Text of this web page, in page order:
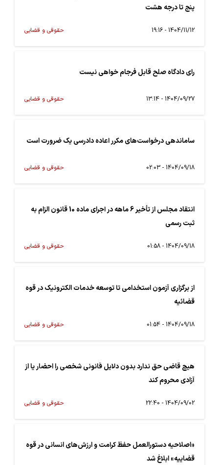
پنج تا درجه هشت
1404/11/12 - 19:16 حقوقی و قضایی
رای دادگاه صلح قابل فرجام خواهی نیست
1404/09/27 - 13:14 حقوقی و قضایی
ساماندهی درخواست‌های مکرر اعاده دادرسی یک ضرورت است
1404/09/18 - 02:03 حقوقی و قضایی
انتقاد مجلس از تأخیر 6 ماهه در اجرای ماده 10 قانون الزام به
ثبت رسمی
1404/09/18 - 01:58 حقوقی و قضایی
از برگزاری آزمون استخدامی تا توسعه خدمات الکترونیک در قوه
قضائیه
1404/09/18 - 01:54 حقوقی و قضایی
هیچ قاضی حق ندارد بدون دلایل قانونی شخصی را احضار یا از
آزادی محروم کند
1404/09/02 - 22:40 حقوقی و قضایی
«اصلاحیه دستورالعمل حفظ کرامت و ارزش‌های انسانی در قوه
قضاییه» ابلاغ شد